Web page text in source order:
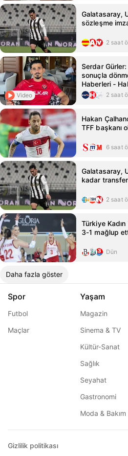
Galatasaray,
sözleşme
2 saat
Video
Serdar
sonuçla
Haberleri -
2 saat
Hakan
TFF başkanı
6 saat
Galatasaray,
kadar
2 saat
Türkiye Kadın
3-1 mağlup
Dün
Daha fazla göster
Spor
Futbol
Maçlar
Yaşam
Magazin
Sinema & TV
Kültür-Sanat
Sağlık
Seyahat
Gastronomi
Moda & Bakım
Gizlilik politikası